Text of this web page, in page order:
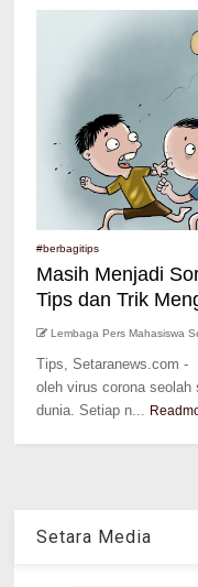
#berbagitips
Masih Menjadi
Tips dan Trik
Lembaga Pers Mahasiswa
Tips, Setaranews.com -
oleh virus corona seolah
dunia. Setiap n...
Setara Media